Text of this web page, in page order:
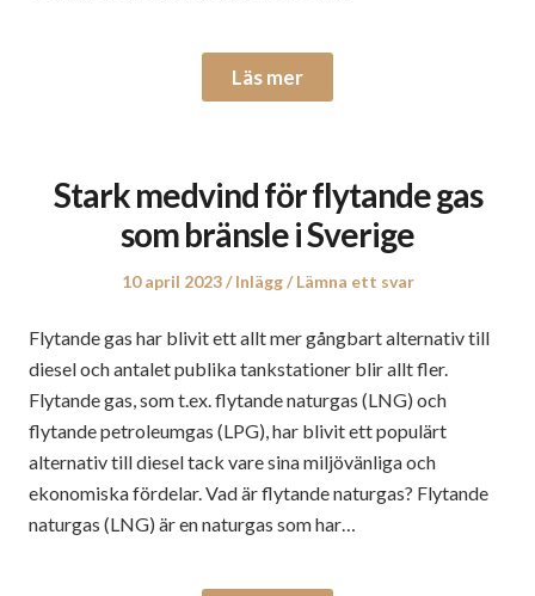
Läs mer
Stark medvind för flytande gas
som bränsle i Sverige
Publicerat
10 april 2023
Publicerat
Inlägg Lämna ett svar
Flytande gas har blivit ett allt mer gångbart alternativ till
diesel och antalet publika tankstationer blir allt fler.
Flytande gas, som t.ex. flytande naturgas (LNG) och
flytande petroleumgas (LPG), har blivit ett populärt
alternativ till diesel tack vare sina miljövänliga och
ekonomiska fördelar. Vad är flytande naturgas? Flytande
naturgas (LNG) är en naturgas som har…